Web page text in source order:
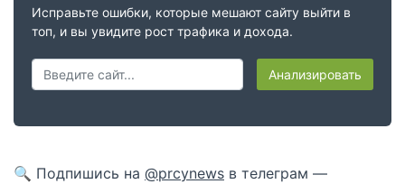
Исправьте ошибки, которые мешают сайту выйти в
топ, и вы увидите рост трафика и дохода.
Анализировать
🔍 Подпишись на @prcynews в телеграм —